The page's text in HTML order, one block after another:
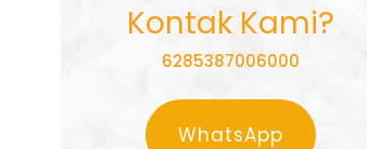
Kontak Kami?
6285387006000
WhatsApp